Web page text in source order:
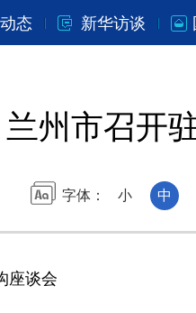
态 新华访谈
兰州市召开
字体： 小 中
谈会